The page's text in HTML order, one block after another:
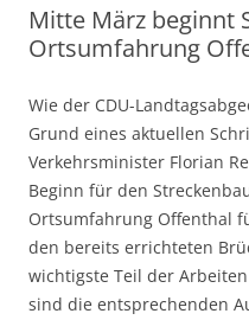
Mitte März beginnt
Ortsumfahrung
Wie der CDU-
Grund eines aktuellen
Verkehrsminister Florian
Beginn für den
Ortsumfahrung Offenthal
den bereits errichteten
wichtigste Teil der
sind die entsprechenden